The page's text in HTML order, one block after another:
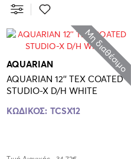
Μη διαθέσιμο
AQUARIAN
AQUARIAN 12'' TEX COATED
STUDIO-X D/H WHITE
ΚΩΔΙΚΟΣ: TCSX12